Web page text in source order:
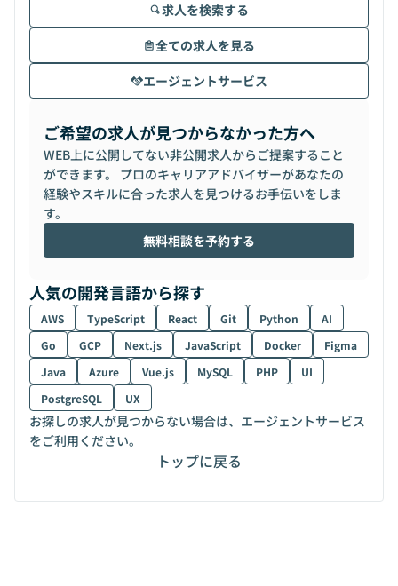
求人を検索する
全ての求人を見る
エージェントサービス
ご希望の求人が見つからなかった方へ
WEB上に公開してない非公開求人からご提案すること
ができます。 プロのキャリアアドバイザーがあなたの
経験やスキルに合った求人を見つけるお手伝いをしま
す。
無料相談を予約する
人気の開発言語から探す
AWS TypeScript React Git Python
AI
Go
GCP Next.js JavaScript Docker
Figma
Java
Azure Vue.js MySQL PHP
UI
PostgreSQL
UX
お探しの求人が見つからない場合は、エージェントサービス
をご利用ください。
トップに戻る